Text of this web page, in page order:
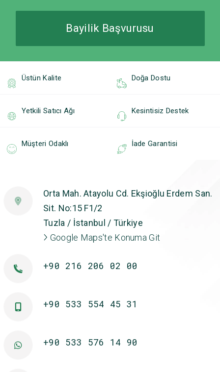
Bayilik Başvurusu
Üstün Kalite Doğa Dostu
Yetkili Satıcı Ağı Kesintisiz Destek
Müşteri Odaklı İade Garantisi
Orta Mah. Atayolu Cd. Ekşioğlu Erdem San.
Sit. No:15 F1/2
Tuzla / İstanbul / Türkiye
Google Maps'te Konuma Git
+90 216 206 02 00
+90 533 554 45 31
+90 533 576 14 90